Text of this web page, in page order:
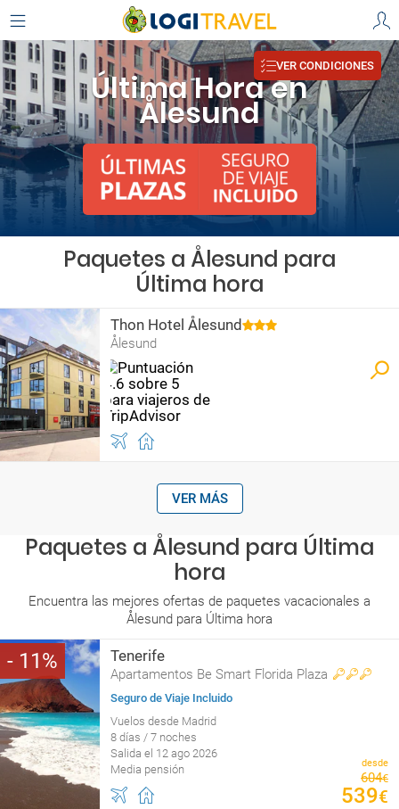
Última Hora en
Ålesund
VER CONDICIONES
Paquetes a Ålesund para
Última hora
Thon Hotel Ålesund
Ålesund
VER MÁS
Paquetes a Ålesund para Última
hora
Encuentra las mejores ofertas de paquetes vacacionales a
Ålesund para Última hora
11 Tenerife
Apartamentos Be Smart Florida Plaza
Seguro de Viaje Incluido
Vuelos desde Madrid
8 días / 7 noches
Salida el 12 ago 2026
Media pensión
desde
604€
539€